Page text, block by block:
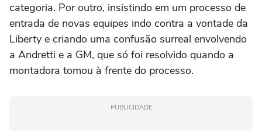
categoria. Por outro, insistindo em um processo de
entrada de novas equipes indo contra a vontade da
Liberty e criando uma confusão surreal envolvendo
a Andretti e a GM, que só foi resolvido quando a
montadora tomou à frente do processo.
PUBLICIDADE